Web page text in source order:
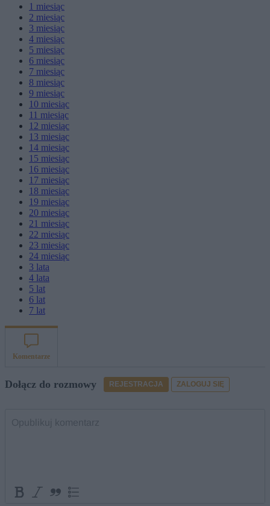
1 miesiąc
2 miesiąc
3 miesiąc
4 miesiąc
5 miesiąc
6 miesiąc
7 miesiąc
8 miesiąc
9 miesiąc
10 miesiąc
11 miesiąc
12 miesiąc
13 miesiąc
14 miesiąc
15 miesiąc
16 miesiąc
17 miesiąc
18 miesiąc
19 miesiąc
20 miesiąc
21 miesiąc
22 miesiąc
23 miesiąc
24 miesiąc
3 lata
4 lata
5 lat
6 lat
7 lat